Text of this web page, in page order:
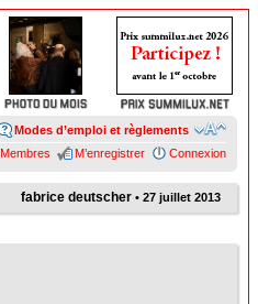
Modes d’emploi et règlements
Connexion
M’enregistrer
Membres
fabrice deutscher • 27 juillet 2013